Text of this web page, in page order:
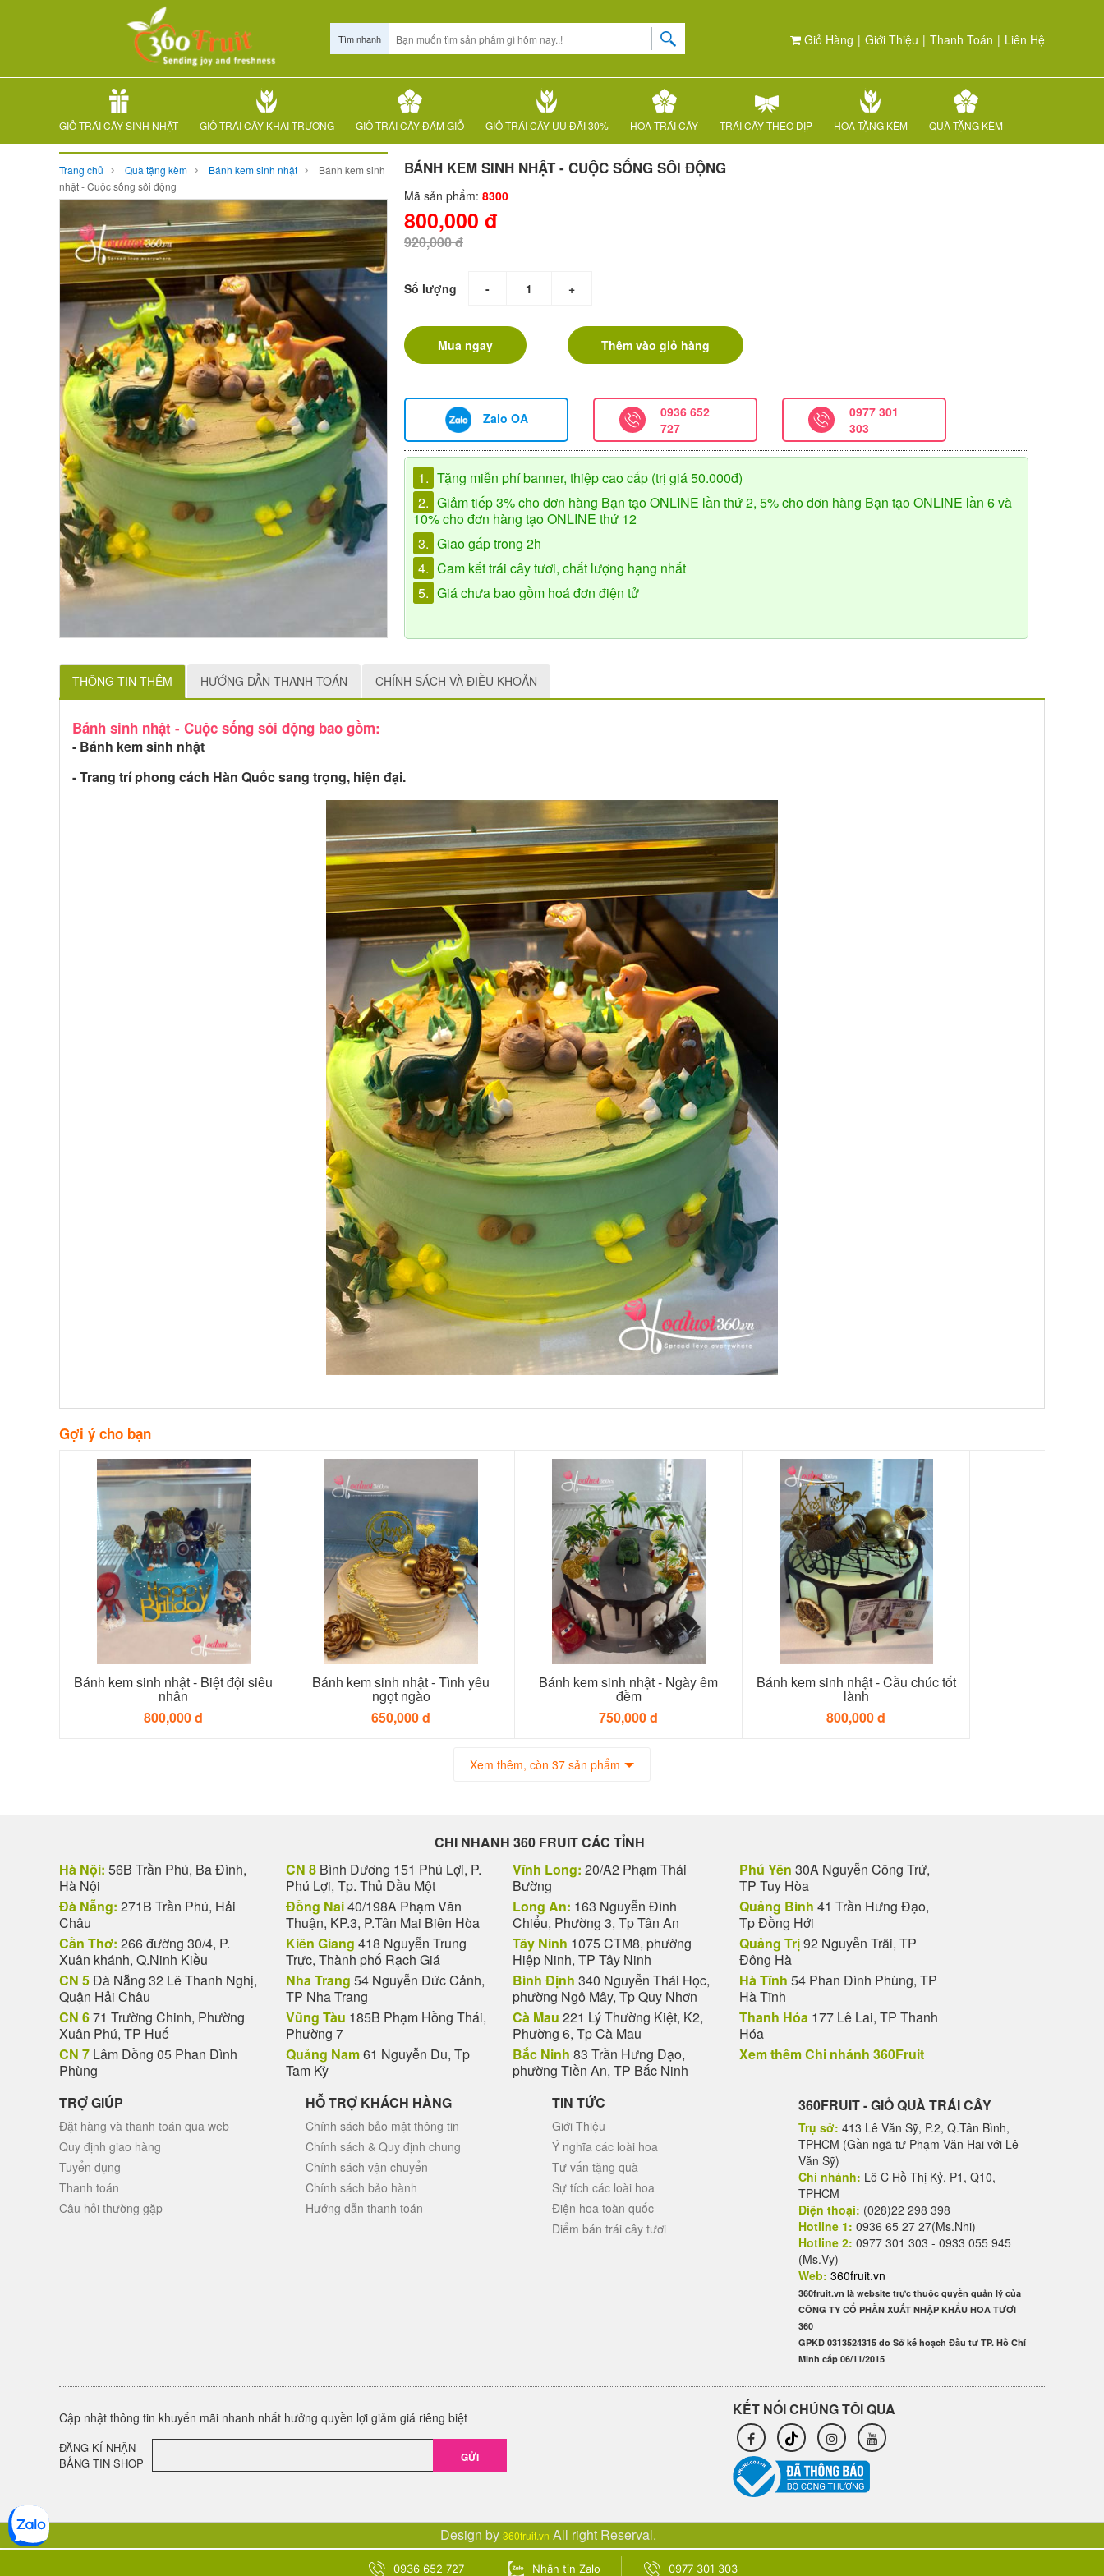
Giỏ Hàng | Giới Thiệu | Thanh Toán | Liên Hệ
Tìm nhanh
GIỎ TRÁI CÂY SINH NHẬT GIỎ TRÁI CÂY KHAI TRƯƠNG GIỎ TRÁI CÂY ĐÁM GIỖ GIỎ TRÁI CÂY ƯU ĐÃI 30% HOA TRÁI CÂY TRÁI CÂY THEO DỊP HOA TẶNG KÈM QUÀ TẶNG KÈM
Trang chủ Quà tặng kèm Bánh kem sinh nhật
Bánh kem sinh
nhật - Cuộc sống sôi động
BÁNH KEM SINH NHẬT - CUỘC SỐNG SÔI ĐỘNG
Mã sản phẩm: 8300
800,000 đ
920,000 đ
Số lượng - +
Mua ngay Thêm vào giỏ hàng
Zalo OA
0936 652
727
0977 301
303
1. Tặng miễn phí banner, thiệp cao cấp (trị giá 50.000đ)
2. Giảm tiếp 3% cho đơn hàng Bạn tạo ONLINE lần thứ 2, 5% cho đơn hàng Bạn tạo ONLINE lần 6 và
10% cho đơn hàng tạo ONLINE thứ 12
3. Giao gấp trong 2h
4. Cam kết trái cây tươi, chất lượng hạng nhất
5. Giá chưa bao gồm hoá đơn điện tử
THÔNG TIN THÊM HƯỚNG DẪN THANH TOÁN CHÍNH SÁCH VÀ ĐIỀU KHOẢN
Bánh sinh nhật - Cuộc sống sôi động bao gồm:
- Bánh kem sinh nhật
- Trang trí phong cách Hàn Quốc sang trọng, hiện đại.
Gợi ý cho bạn
Bánh kem sinh nhật - Biệt đội siêu
nhân
800,000 đ
Bánh kem sinh nhật - Tình yêu
ngọt ngào
650,000 đ
Bánh kem sinh nhật - Ngày êm
đềm
750,000 đ
Bánh kem sinh nhật - Cầu chúc tốt
lành
800,000 đ
Xem thêm, còn 37 sản phẩm
CHI NHANH 360 FRUIT CÁC TỈNH
Hà Nội: 56B Trần Phú, Ba Đình,
Hà Nội
Đà Nẵng: 271B Trần Phú, Hải
Châu
Cần Thơ: 266 đường 30/4, P.
Xuân khánh, Q.Ninh Kiều
CN 5Đà Nẵng 32 Lê Thanh Nghị,
Quận Hải Châu
CN 671 Trường Chinh, Phường
Xuân Phú, TP Huế
CN 7 Lâm Đồng 05 Phan Đình
Phùng
CN 8 Bình Dương 151 Phú Lợi, P.
Phú Lợi, Tp. Thủ Dầu Một
Đồng Nai40/198A Phạm Văn
Thuận, KP.3, P.Tân Mai Biên Hòa
Kiên Giang 418 Nguyễn Trung
Trực, Thành phố Rạch Giá
Nha Trang 54 Nguyễn Đức Cảnh,
TP Nha Trang
Vũng Tàu 185B Phạm Hồng Thái,
Phường 7
Quảng Nam61 Nguyễn Du, Tp
Tam Kỳ
Vĩnh Long: 20/A2 Phạm Thái
Bường
Long An: 163 Nguyễn Đình
Chiểu, Phường 3, Tp Tân An
Tây Ninh 1075 CTM8, phường
Hiệp Ninh, TP Tây Ninh
Bình Định 340 Nguyễn Thái Học,
phường Ngô Mây, Tp Quy Nhơn
Cà Mau 221 Lý Thường Kiệt, K2,
Phường 6, Tp Cà Mau
Bắc Ninh 83 Trần Hưng Đạo,
phường Tiền An, TP Bắc Ninh
Phú Yên 30A Nguyễn Công Trứ,
TP Tuy Hòa
Quảng Bình 41 Trần Hưng Đạo,
Tp Đồng Hới
Quảng Trị92 Nguyễn Trãi, TP
Đông Hà
Hà Tĩnh 54 Phan Đình Phùng, TP
Hà Tĩnh
Thanh Hóa 177 Lê Lai, TP Thanh
Hóa
Xem thêm Chi nhánh 360Fruit
TRỢ GIÚP
Đặt hàng và thanh toán qua web
Quy định giao hàng
Tuyển dụng
Thanh toán
Câu hỏi thường gặp
HỖ TRỢ KHÁCH HÀNG
Chính sách bảo mật thông tin
Chính sách & Quy định chung
Chính sách vận chuyển
Chính sách bảo hành
Hướng dẫn thanh toán
TIN TỨC
Giới Thiệu
Ý nghĩa các loài hoa
Tư vấn tặng quà
Sự tích các loài hoa
Điện hoa toàn quốc
Điểm bán trái cây tươi
360FRUIT - GIỎ QUÀ TRÁI CÂY
Trụ sở: 413 Lê Văn Sỹ, P.2, Q.Tân Bình,
TPHCM (Gần ngã tư Phạm Văn Hai với Lê
Văn Sỹ)
Chi nhánh: Lô C Hồ Thị Kỷ, P1, Q10,
TPHCM
Điện thoại: (028)22 298 398
Hotline 1: 0936 65 27 27(Ms.Nhi)
Hotline 2: 0977 301 303 - 0933 055 945
(Ms.Vy)
Web: 360fruit.vn
360fruit.vn là website trực thuộc quyền quản lý của
CÔNG TY CỔ PHẦN XUẤT NHẬP KHẨU HOA TƯƠI
360
GPKD 0313524315 do Sở kế hoạch Đầu tư TP. Hồ Chí
Minh cấp 06/11/2015
Cập nhật thông tin khuyến mãi nhanh nhất hưởng quyền lợi giảm giá riêng biệt
ĐĂNG KÍ NHẬN
BẢNG TIN SHOP
GỬI
KẾT NỐI CHÚNG TÔI QUA
Design by 360fruit.vn All right Reserval.
0936 652 727 Nhắn tin Zalo 0977 301 303